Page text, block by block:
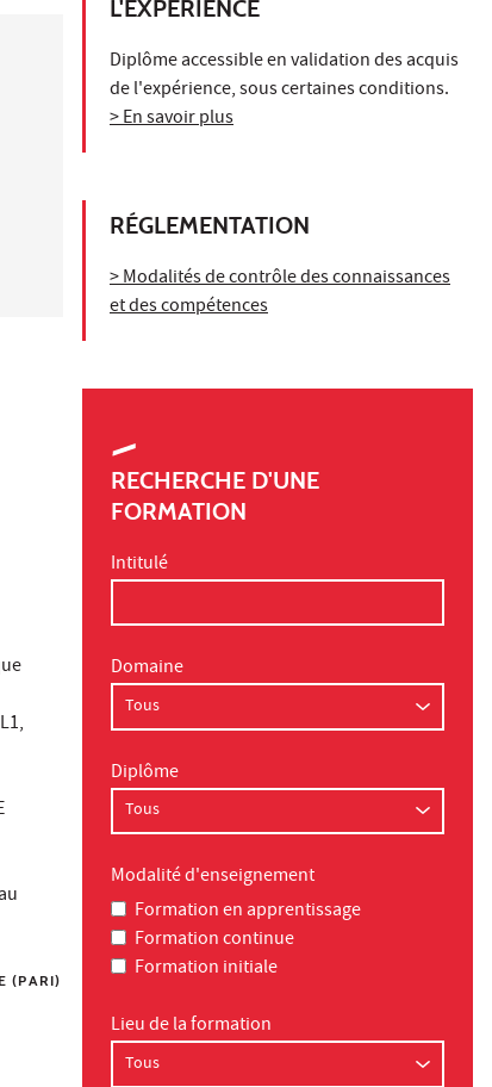
(PARI)
L'EXPÉRIENCE
Diplôme accessible en validation des acquis
de l'expérience, sous certaines conditions.
> En savoir plus
RÉGLEMENTATION
> Modalités de contrôle des connaissances
et des compétences
RECHERCHE D'UNE
FORMATION
Intitulé
Domaine
Diplôme
Modalité d'enseignement
Formation en apprentissage
Formation continue
Formation initiale
Lieu de la formation